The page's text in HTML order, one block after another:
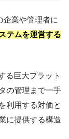
企業や管理者に
テムを運営する
る巨大プラット
の管理まで一手
利用する対価と
に提供する構造